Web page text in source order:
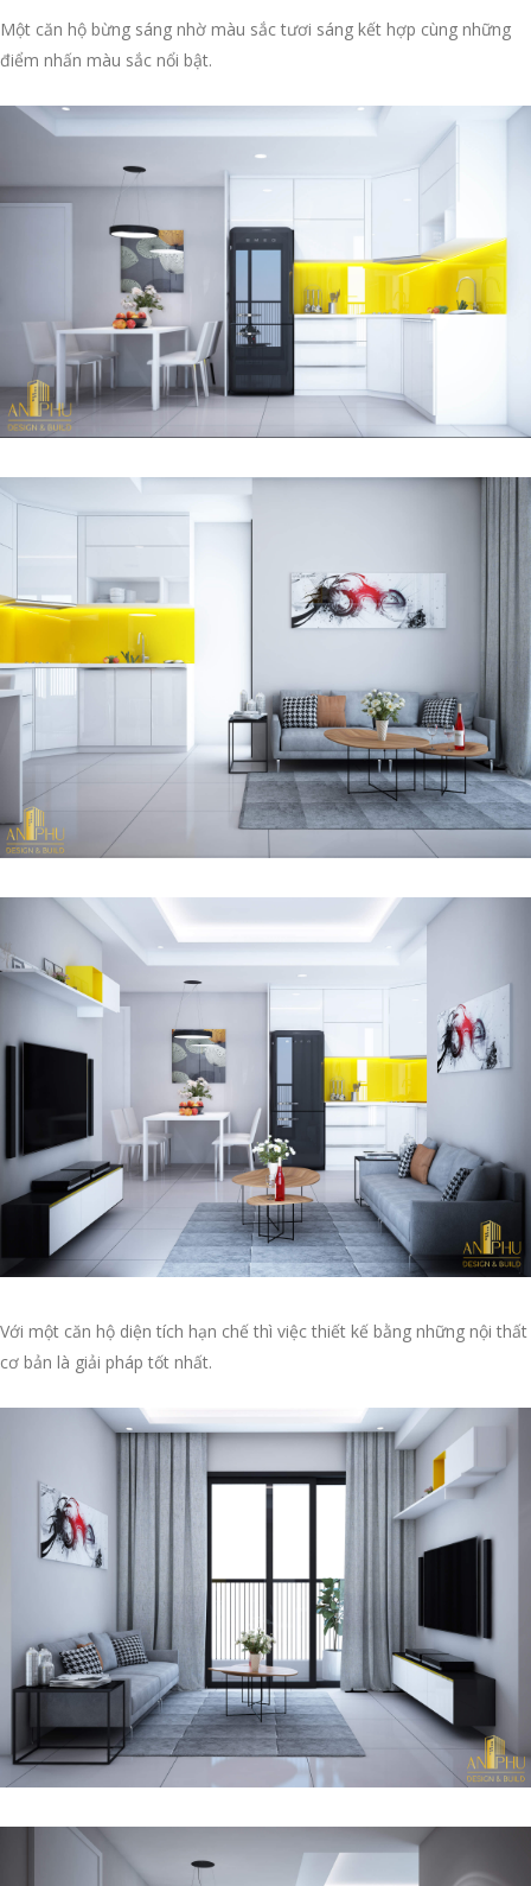
Một căn hộ bừng sáng nhờ màu sắc tươi sáng kết hợp cùng những
điểm nhấn màu sắc nổi bật.
Với một căn hộ diện tích hạn chế thì việc thiết kế bằng những nội thất
cơ bản là giải pháp tốt nhất.